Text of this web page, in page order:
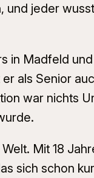
jeder
in Madfeld
als Senior
war nichts
Mit 18
sich schon